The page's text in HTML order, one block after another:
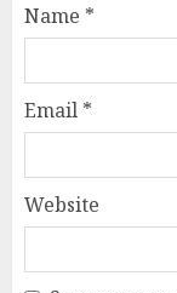
Name *
Email *
Website